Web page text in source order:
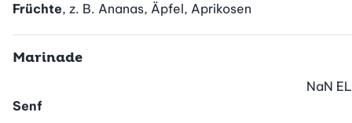
Früchte, z. B. Ananas, Äpfel, Aprikosen
Marinade
Senf
NaN EL